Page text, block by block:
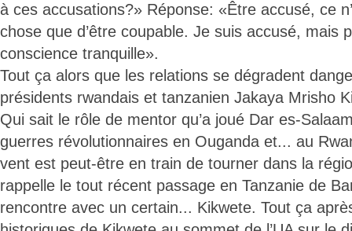
à ces accusations?» Réponse: «Être accusé, ce
chose que d’être coupable. Je suis accusé, mais
conscience tranquille».
Tout ça alors que les relations se dégradent
présidents rwandais et tanzanien Jakaya Mrisho
Qui sait le rôle de mentor qu’a joué Dar es-
guerres révolutionnaires en Ouganda et... au
vent est peut-être en train de tourner dans la
rappelle le tout récent passage en Tanzanie de
rencontre avec un certain... Kikwete. Tout ça